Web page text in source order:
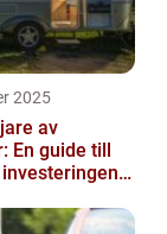
2025
av
En guide till